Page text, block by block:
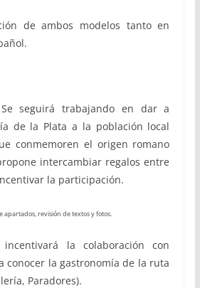
de ambos modelos tanto en
Se seguirá trabajando en dar a
de la Plata a la población local
conmemoren el origen romano
intercambiar regalos entre
la participación.
apartados, revisión de textos y fotos.
incentivará la colaboración con
conocer la gastronomía de la ruta
Paradores).